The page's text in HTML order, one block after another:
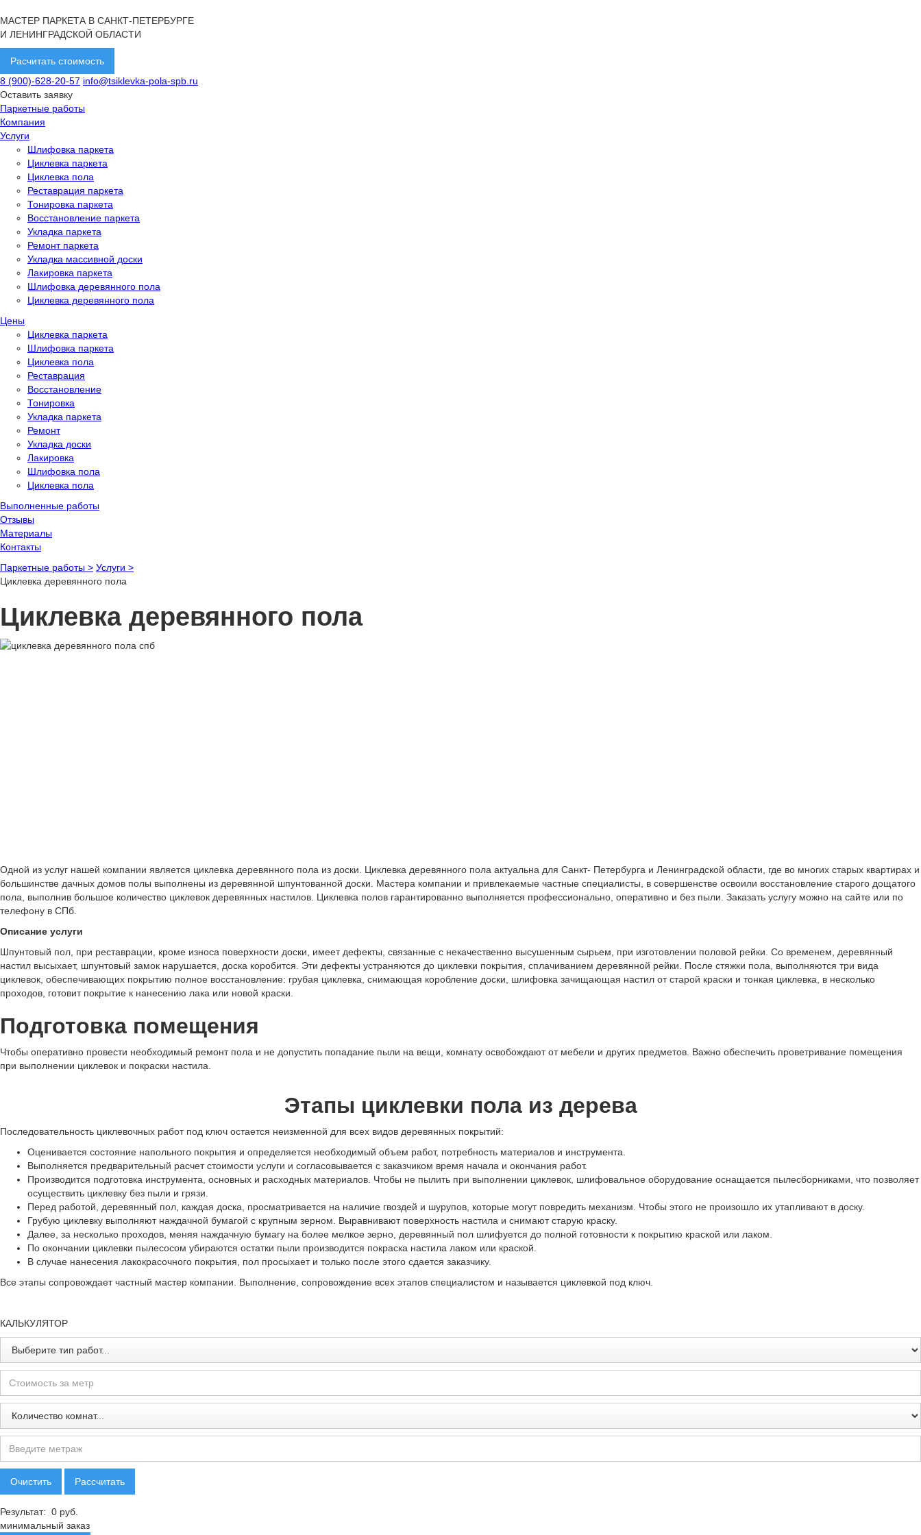
МАСТЕР ПАРКЕТА В САНКТ-ПЕТЕРБУРГЕ
И ЛЕНИНГРАДСКОЙ ОБЛАСТИ
Расчитать стоимость
8 (900)-628-20-57 info@tsiklevka-pola-spb.ru
Оставить заявку
Паркетные работы
Компания
Услуги
Шлифовка паркета
Циклевка паркета
Циклевка пола
Реставрация паркета
Тонировка паркета
Восстановление паркета
Укладка паркета
Ремонт паркета
Укладка массивной доски
Лакировка паркета
Шлифовка деревянного пола
Циклевка деревянного пола
Цены
Циклевка паркета
Шлифовка паркета
Циклевка пола
Реставрация
Восстановление
Тонировка
Укладка паркета
Ремонт
Укладка доски
Лакировка
Шлифовка пола
Циклевка пола
Выполненные работы
Отзывы
Материалы
Контакты
Паркетные работы > Услуги >
Циклевка деревянного пола
Циклевка деревянного пола
Одной из услуг нашей компании является циклевка деревянного пола из доски. Циклевка деревянного пола актуальна для Санкт- Петербурга и Ленинградской области, где во многих старых квартирах и
большинстве дачных домов полы выполнены из деревянной шпунтованной доски. Мастера компании и привлекаемые частные специалисты, в совершенстве освоили восстановление старого дощатого
пола, выполнив большое количество циклевок деревянных настилов. Циклевка полов гарантированно выполняется профессионально, оперативно и без пыли. Заказать услугу можно на сайте или по
телефону в СПб.
Описание услуги
Шпунтовый пол, при реставрации, кроме износа поверхности доски, имеет дефекты, связанные с некачественно высушенным сырьем, при изготовлении половой рейки. Со временем, деревянный
настил высыхает, шпунтовый замок нарушается, доска коробится. Эти дефекты устраняются до циклевки покрытия, сплачиванием деревянной рейки. После стяжки пола, выполняются три вида
циклевок, обеспечивающих покрытию полное восстановление: грубая циклевка, снимающая коробление доски, шлифовка зачищающая настил от старой краски и тонкая циклевка, в несколько
проходов, готовит покрытие к нанесению лака или новой краски.
Подготовка помещения
Чтобы оперативно провести необходимый ремонт пола и не допустить попадание пыли на вещи, комнату освобождают от мебели и других предметов. Важно обеспечить проветривание помещения
при выполнении циклевок и покраски настила.
Этапы циклевки пола из дерева
Последовательность циклевочных работ под ключ остается неизменной для всех видов деревянных покрытий:
Оценивается состояние напольного покрытия и определяется необходимый объем работ, потребность материалов и инструмента.
Выполняется предварительный расчет стоимости услуги и согласовывается с заказчиком время начала и окончания работ.
Производится подготовка инструмента, основных и расходных материалов. Чтобы не пылить при выполнении циклевок, шлифовальное оборудование оснащается пылесборниками, что позволяет
осуществить циклевку без пыли и грязи.
Перед работой, деревянный пол, каждая доска, просматривается на наличие гвоздей и шурупов, которые могут повредить механизм. Чтобы этого не произошло их утапливают в доску.
Грубую циклевку выполняют наждачной бумагой с крупным зерном. Выравнивают поверхность настила и снимают старую краску.
Далее, за несколько проходов, меняя наждачную бумагу на более мелкое зерно, деревянный пол шлифуется до полной готовности к покрытию краской или лаком.
По окончании циклевки пылесосом убираются остатки пыли производится покраска настила лаком или краской.
В случае нанесения лакокрасочного покрытия, пол просыхает и только после этого сдается заказчику.
Все этапы сопровождает частный мастер компании. Выполнение, сопровождение всех этапов специалистом и называется циклевкой под ключ.
КАЛЬКУЛЯТОР
Результат: 0 руб.
минимальный заказ